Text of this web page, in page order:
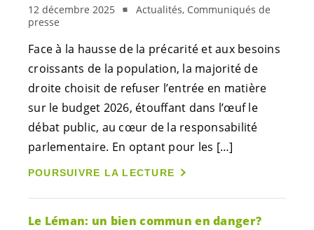
12 décembre 2025
Actualités, Communiqués de
presse
Face à la hausse de la précarité et aux besoins
croissants de la population, la majorité de
droite choisit de refuser l’entrée en matière
sur le budget 2026, étouffant dans l’œuf le
débat public, au cœur de la responsabilité
parlementaire. En optant pour les […]
POURSUIVRE LA LECTURE
Le Léman: un bien commun en danger?